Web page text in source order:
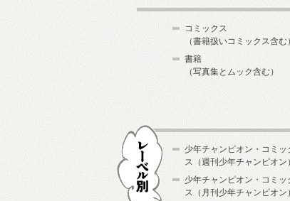
コミックス
（書籍扱いコミックス含む）
書籍
（写真集とムック含む）
少年チャンピオン・コミッ
ス（週刊少年チャンピオン）
少年チャンピオン・コミッ
ス（月刊少年チャンピオン）